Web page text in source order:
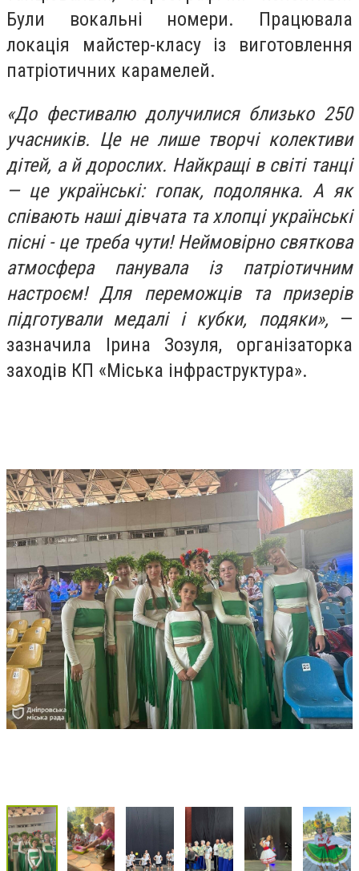
Були вокальні номери. Працювала
локація майстер-класу із виготовлення
патріотичних карамелей.
«До фестивалю долучилися близько 250
учасників. Це не лише творчі колективи
дітей, а й дорослих. Найкращі в світі танці
— це українські: гопак, подолянка. А як
співають наші дівчата та хлопці українські
пісні - це треба чути! Неймовірно святкова
атмосфера панувала із патріотичним
настроєм! Для переможців та призерів
підготували медалі і кубки, подяки», —
зазначила Ірина Зозуля, організаторка
заходів КП «Міська інфраструктура».